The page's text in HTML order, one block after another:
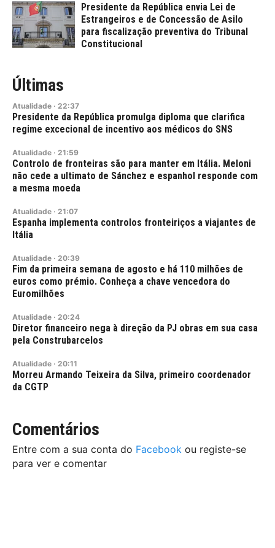
Presidente da República envia Lei de
Estrangeiros e de Concessão de Asilo
para fiscalização preventiva do Tribunal
Constitucional
Últimas
Atualidade · 22:37
Presidente da República promulga diploma que clarifica
regime excecional de incentivo aos médicos do SNS
Atualidade · 21:59
Controlo de fronteiras são para manter em Itália. Meloni
não cede a ultimato de Sánchez e espanhol responde com
a mesma moeda
Atualidade · 21:07
Espanha implementa controlos fronteiriços a viajantes de
Itália
Atualidade · 20:39
Fim da primeira semana de agosto e há 110 milhões de
euros como prémio. Conheça a chave vencedora do
Euromilhões
Atualidade · 20:24
Diretor financeiro nega à direção da PJ obras em sua casa
pela Construbarcelos
Atualidade · 20:11
Morreu Armando Teixeira da Silva, primeiro coordenador
da CGTP
Comentários
Entre com a sua conta do Facebook ou registe-se
para ver e comentar